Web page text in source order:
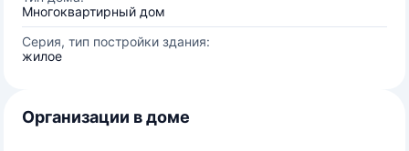
Многоквартирный дом
Серия, тип постройки здания:
жилое
Организации в доме